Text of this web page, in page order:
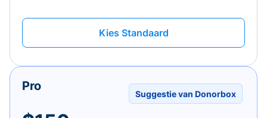
Kies Standaard
Suggestie van Donorbox
Pro